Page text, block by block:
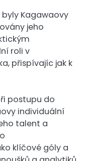
Kagawaovy
jeho
roli v
přispívajíc jak k
postupu do
individuální
talent a
klíčové góly a